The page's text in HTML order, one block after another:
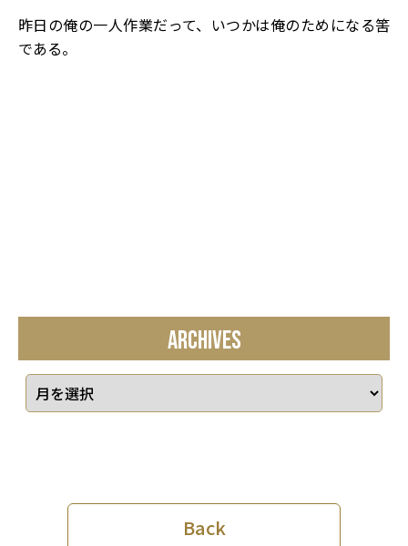
昨日の俺の一人作業だって、いつかは俺のためになる筈
である。
ARCHIVES
Back